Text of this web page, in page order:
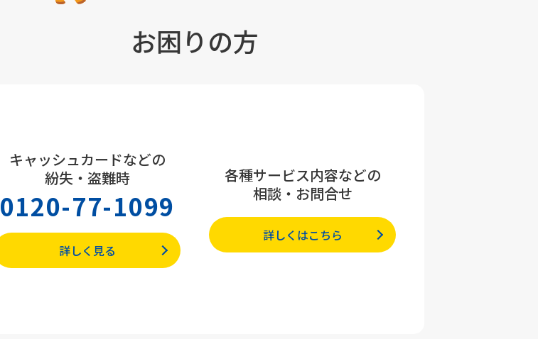
お困りの方
キャッシュカードなどの
紛失・盗難時
0120-77-1099
詳しく見る
各種サービス内容などの
相談・お問合せ
詳しくはこちら